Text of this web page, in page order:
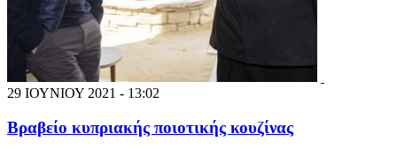
29 ΙΟΥΝΙΟΥ 2021 - 13:02
Βραβείο κυπριακής ποιοτικής κουζίνας